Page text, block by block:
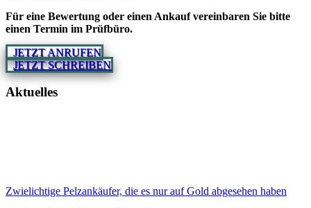
Für eine Bewertung oder einen Ankauf vereinbaren Sie bitte
einen Termin im Prüfbüro.
JETZT ANRUFEN
JETZT SCHREIBEN
Aktuelles
Zwielichtige Pelzankäufer, die es nur auf Gold abgesehen haben